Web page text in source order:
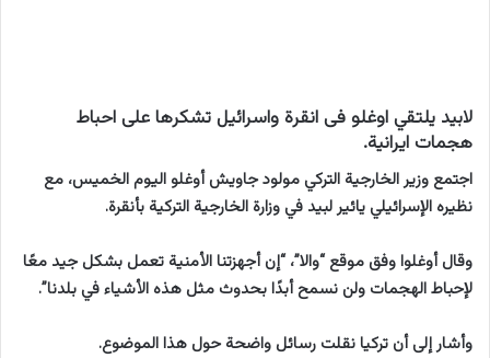
لابيد يلتقي اوغلو فى انقرة واسرائيل تشكرها على احباط
هجمات ايرانية.
اجتمع وزير الخارجية التركي مولود جاويش أوغلو اليوم الخميس، مع
نظيره الإسرائيلي يائير لبيد في وزارة الخارجية التركية بأنقرة.
وقال أوغلوا وفق موقع “والا”، “إن أجهزتنا الأمنية تعمل بشكل جيد معًا
لإحباط الهجمات ولن نسمح أبدًا بحدوث مثل هذه الأشياء في بلدنا”.
وأشار إلى أن تركيا نقلت رسائل واضحة حول هذا الموضوع.